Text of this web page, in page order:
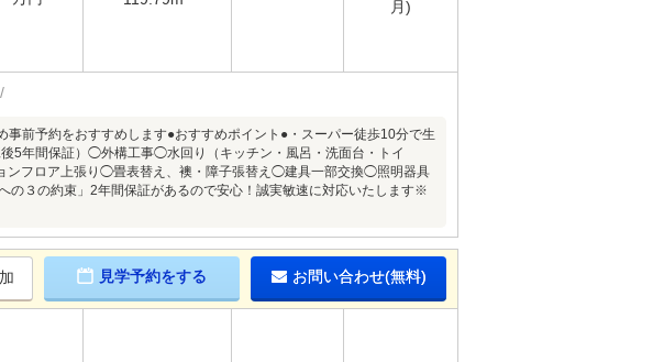
月)
前予約をおすすめします●おすすめポイント●・スーパー徒歩10分で生
5年間保証）◯外構工事◯水回り（キッチン・風呂・洗面台・トイ
フロア上張り◯畳表替え、襖・障子張替え◯建具一部交換◯照明器具
３の約束」2年間保証があるので安心！誠実敏速に対応いたします※
見学予約をする お問い合わせ(無料)